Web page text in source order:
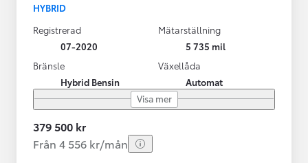
HYBRID
Registrerad
07-2020
Mätarställning
5 735 mil
Bränsle
Hybrid Bensin
Växellåda
Automat
Visa mer
379 500 kr
Från 4 556 kr/mån